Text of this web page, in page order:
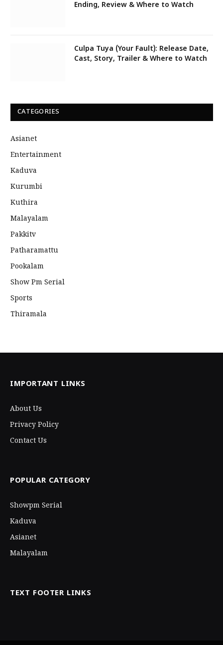
Ending, Review & Where to Watch
Culpa Tuya (Your Fault): Release Date,
Cast, Story, Trailer & Where to Watch
CATEGORIES
Asianet
Entertainment
Kaduva
Kurumbi
Kuthira
Malayalam
Pakkitv
Patharamattu
Pookalam
Show Pm Serial
Sports
Thiramala
IMPORTANT LINKS
About Us
Privacy Policy
Contact Us
POPULAR CATEGORY
Showpm Serial
Kaduva
Asianet
Malayalam
TEXT FOOTER LINKS